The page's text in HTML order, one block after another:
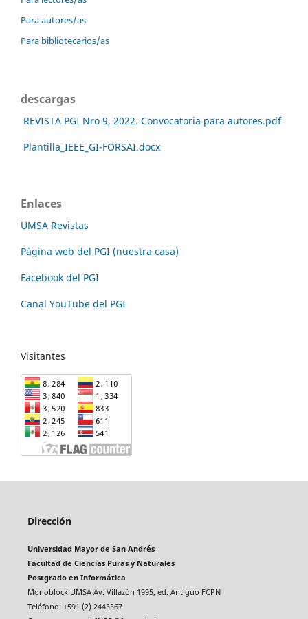
Para autores/as
Para bibliotecarios/as
descargas
REVISTA PGI Nro 9, 2022. Convocatoria para autores.pdf
Plantilla_IEEE_GI-FORSAI.docx
Enlaces
UMSA Revistas
Página web del PGI (nuestra casa)
Facebook del PGI
Canal YouTube del PGI
Visitantes
Dirección
Universidad Mayor de San Andrés
Facultad de Ciencias Puras y Naturales
Postgrado en Informática
Monoblock UMSA Av. Villazón 1995, ed. Antiguo FCPN
Teléfono: +591 (2) 2443367